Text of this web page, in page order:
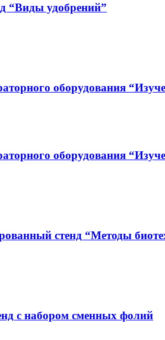
“Виды удобрений”
оборудования
оборудования
стенд “Методы
с набором сменных фолий